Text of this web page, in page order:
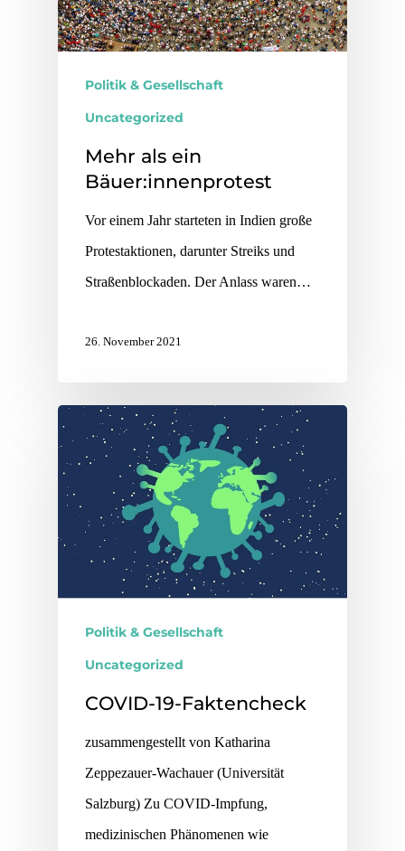
Politik & Gesellschaft
Uncategorized
Mehr als ein
Bäuer:innenprotest
Vor einem Jahr starteten in Indien große
Protestaktionen, darunter Streiks und
Straßenblockaden. Der Anlass waren…
26. November 2021
Politik & Gesellschaft
Uncategorized
COVID-19-Faktencheck
zusammengestellt von Katharina
Zeppezauer-Wachauer (Universität
Salzburg) Zu COVID-Impfung,
medizinischen Phänomenen wie